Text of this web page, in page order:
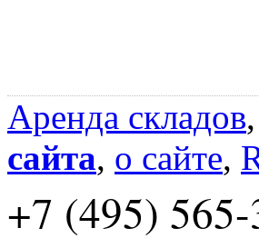
Аренда складов,
сайта, о сайте,
+7 (495)